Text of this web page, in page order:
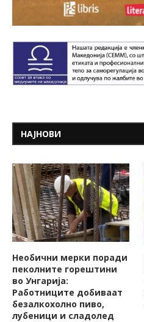
НАЈНОВИ
Необични мерки поради
пеколните горештини
во Унгарија:
Работниците добиваат
безалкохолно пиво,
лубеници и сладолед